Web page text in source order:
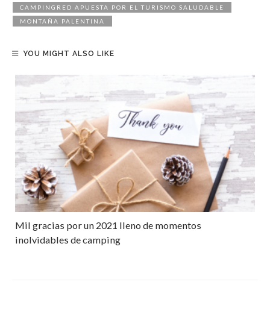
CAMPINGRED APUESTA POR EL TURISMO SALUDABLE
MONTAÑA PALENTINA
YOU MIGHT ALSO LIKE
Mil gracias por un 2021 lleno de momentos
inolvidables de camping